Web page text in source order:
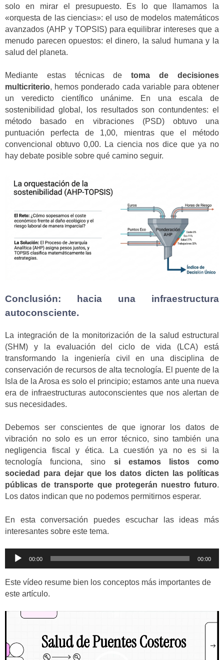
solo en mirar el presupuesto. Es lo que llamamos la
«orquesta de las ciencias»: el uso de modelos matemáticos
avanzados (AHP y TOPSIS) para equilibrar intereses que a
menudo parecen opuestos: el dinero, la salud humana y la
salud del planeta.
Mediante estas técnicas detoma de decisiones
multicriterio, hemos ponderado cada variable para obtener
un veredicto científico unánime. En una escala de
sostenibilidad global, los resultados son contundentes: el
método basado en vibraciones (PSD) obtuvo una
puntuación perfecta de 1,00, mientras que el método
convencional obtuvo 0,00. La ciencia nos dice que ya no
hay debate posible sobre qué camino seguir.
Conclusión: hacia una infraestructura
autoconsciente.
La integración de la monitorización de la salud estructural
(SHM) y la evaluación del ciclo de vida (LCA) está
transformando la ingeniería civil en una disciplina de
conservación de recursos de alta tecnología. El puente de la
Isla de la Arosa es solo el principio; estamos ante una nueva
era de infraestructuras autoconscientes que nos alertan de
sus necesidades.
Debemos ser conscientes de que ignorar los datos de
vibración no solo es un error técnico, sino también una
negligencia fiscal y ética. La cuestión ya no es si la
tecnología funciona, sino si estamos listos como
sociedad para dejar que los datos dicten las políticas
públicas de transporte que protegerán nuestro futuro.
Los datos indican que no podemos permitirnos esperar.
En esta conversación puedes escuchar las ideas más
interesantes sobre este tema.
Reproductor
00:00 00:00
Este vídeo resume bien los conceptos más importantes de
este artículo.
Reproductor